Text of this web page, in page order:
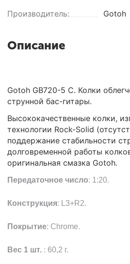
Производитель: Gotoh
Описание
Gotoh GB720-5 C. Колки
струнной бас-гитары.
Высококачественные колки,
технологии Rock-Solid
поддержание стабильности
долговременной работы
оригинальная смазка Gotoh.
Передаточное число: 1:20.
Конструкция: L3+R2.
Покрытие: Chrome.
Вес 1 шт. : 60,2 г.